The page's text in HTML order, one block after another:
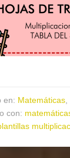
en: Matemáticas
con: